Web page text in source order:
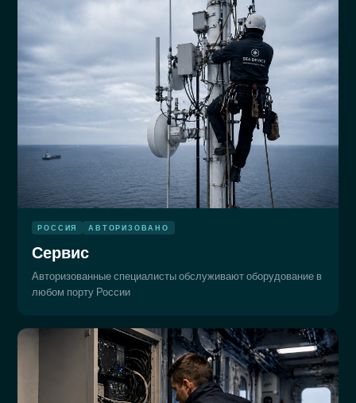
РОССИЯ АВТОРИЗОВАНО
Сервис
Авторизованные специалисты обслуживают оборудование в
любом порту России